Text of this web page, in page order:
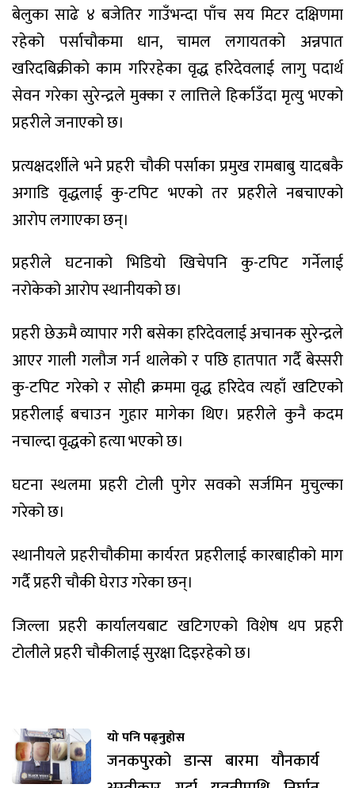
बेलुका साढे ४ बजेतिर गाउँभन्दा पाँच सय मिटर दक्षिणमा
रहेको पर्साचौकमा धान, चामल लगायतको अन्नपात
खरिदबिक्रीको काम गरिरहेका वृद्ध हरिदेवलाई लागु पदार्थ
सेवन गरेका सुरेन्द्रले मुक्का र लात्तिले हिर्काउँदा मृत्यु भएको
प्रहरीले जनाएको छ।
प्रत्यक्षदर्शीले भने प्रहरी चौकी पर्साका प्रमुख रामबाबु यादबकै
अगाडि वृद्धलाई कु-टपिट भएको तर प्रहरीले नबचाएको
आरोप लगाएका छन्।
प्रहरीले घटनाको भिडियो खिचेपनि कु-टपिट गर्नेलाई
नरोकेको आरोप स्थानीयको छ।
प्रहरी छेऊमै व्यापार गरी बसेका हरिदेवलाई अचानक सुरेन्द्रले
आएर गाली गलौज गर्न थालेको र पछि हातपात गर्दै बेस्सरी
कु-टपिट गरेको र सोही क्रममा वृद्ध हरिदेव त्यहाँ खटिएको
प्रहरीलाई बचाउन गुहार मागेका थिए। प्रहरीले कुनै कदम
नचाल्दा वृद्धको हत्या भएको छ।
घटना स्थलमा प्रहरी टोली पुगेर सवको सर्जमिन मुचुल्का
गरेको छ।
स्थानीयले प्रहरीचौकीमा कार्यरत प्रहरीलाई कारबाहीको माग
गर्दै प्रहरी चौकी घेराउ गरेका छन्।
जिल्ला प्रहरी कार्यालयबाट खटिगएको विशेष थप प्रहरी
टोलीले प्रहरी चौकीलाई सुरक्षा दिइरहेको छ।
यो पनि पढ्नुहोस
जनकपुरको डान्स बारमा यौनकार्य